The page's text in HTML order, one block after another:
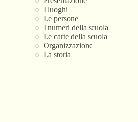
I luoghi
Le persone
I numeri della scuola
Le carte della scuola
Organizzazione
La storia